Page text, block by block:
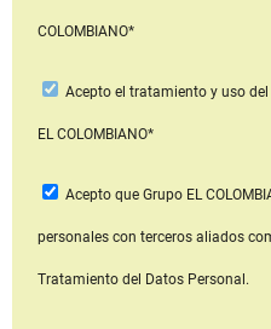
COLOMBIANO*
Acepto el tratamiento y uso
EL COLOMBIANO*
Acepto que Grupo EL
personales con terceros aliados
Tratamiento del Datos Personal.